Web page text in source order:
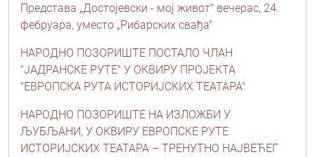
Представа „Достојевски - мој живот" вечерас, 24.
фебруара, уместо „Рибарских свађа"
НАРОДНО ПОЗОРИШТЕ ПОСТАЛО ЧЛАН
"ЈАДРАНСКЕ РУТЕ" У ОКВИРУ ПРОЈЕКТА
"ЕВРОПСКА РУТА ИСТОРИЈСКИХ ТЕАТАРА"
НАРОДНО ПОЗОРИШТЕ НА ИЗЛОЖБИ У
ЉУБЉАНИ, У ОКВИРУ ЕВРОПСКЕ РУТЕ
ИСТОРИЈСКИХ ТЕАТАРА – ТРЕНУТНО НАЈВЕЋЕГ